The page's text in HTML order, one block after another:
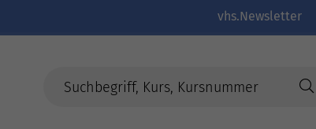
vhs.Newsletter